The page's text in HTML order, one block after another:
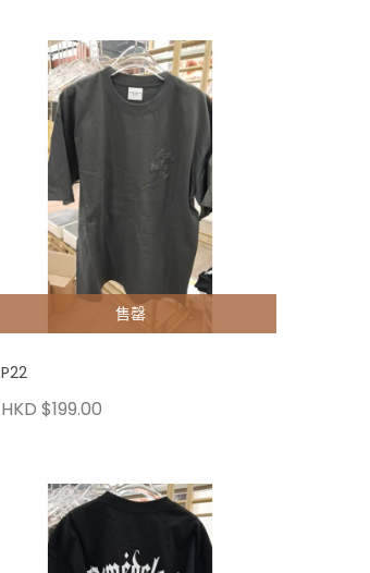
售罄
P22
HKD $199.00